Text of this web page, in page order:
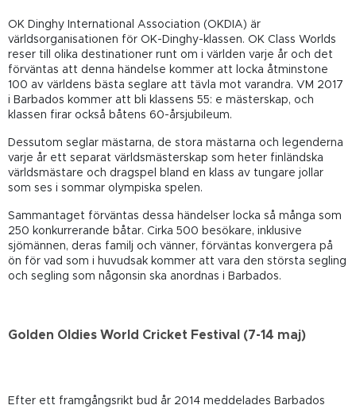
OK Dinghy International Association (OKDIA) är
världsorganisationen för OK-Dinghy-klassen. OK Class Worlds
reser till olika destinationer runt om i världen varje år och det
förväntas att denna händelse kommer att locka åtminstone
100 av världens bästa seglare att tävla mot varandra. VM 2017
i Barbados kommer att bli klassens 55: e mästerskap, och
klassen firar också båtens 60-årsjubileum.
Dessutom seglar mästarna, de stora mästarna och legenderna
varje år ett separat världsmästerskap som heter finländska
världsmästare och dragspel bland en klass av tungare jollar
som ses i sommar olympiska spelen.
Sammantaget förväntas dessa händelser locka så många som
250 konkurrerande båtar. Cirka 500 besökare, inklusive
sjömännen, deras familj och vänner, förväntas konvergera på
ön för vad som i huvudsak kommer att vara den största segling
och segling som någonsin ska anordnas i Barbados.
Golden Oldies World Cricket Festival (7-14 maj)
Efter ett framgångsrikt bud år 2014 meddelades Barbados